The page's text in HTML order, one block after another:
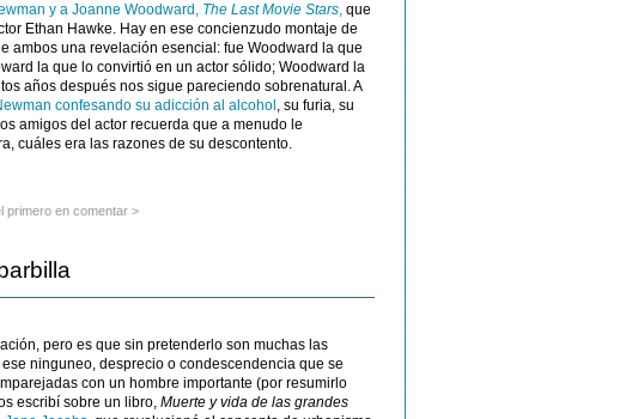
y a Joanne Woodward, The Last Movie Stars, que
Ethan Hawke. Hay en ese concienzudo montaje de
ambos una revelación esencial: fue Woodward la que
la que lo convirtió en un actor sólido; Woodward la
años después nos sigue pareciendo sobrenatural. A
confesando su adicción al alcohol , su furia, su
amigos del actor recuerda que a menudo le
cuáles era las razones de su descontento.
primero en comentar >
pero es que sin pretenderlo son muchas las
ninguneo, desprecio o condescendencia que se
con un hombre importante (por resumirlo
escribí sobre un libro, Muerte y vida de las grandes